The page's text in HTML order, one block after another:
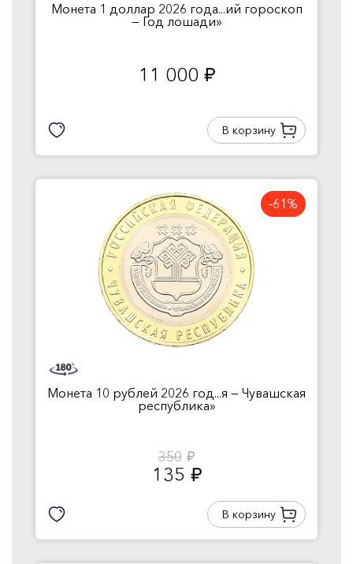
Монета 1 доллар 2026 года...ий гороскоп
— Год лошади»
11 000 руб.
В корзину
-61%
Монета 10 рублей 2026 год...я — Чувашская
республика»
350 руб.
135 руб.
В корзину